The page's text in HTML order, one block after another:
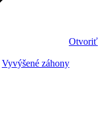
Otvoriť
Vyvýšené záhony